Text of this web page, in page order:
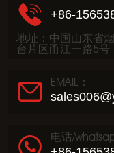
+86-
地址：中国山东省
台片区甬江一路5号
EMAIL：
电话/